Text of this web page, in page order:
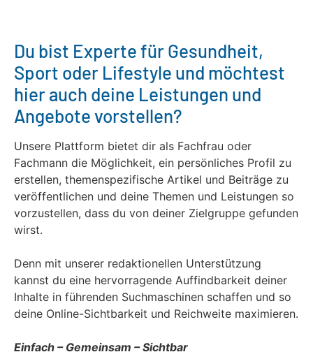
Du bist Experte für Gesundheit,
Sport oder Lifestyle und möchtest
hier auch deine Leistungen und
Angebote vorstellen?
Unsere Plattform bietet dir als Fachfrau oder
Fachmann die Möglichkeit, ein persönliches Profil zu
erstellen, themenspezifische Artikel und Beiträge zu
veröffentlichen und deine Themen und Leistungen so
vorzustellen, dass du von deiner Zielgruppe gefunden
wirst.
Denn mit unserer redaktionellen Unterstützung
kannst du eine hervorragende Auffindbarkeit deiner
Inhalte in führenden Suchmaschinen schaffen und so
deine Online-Sichtbarkeit und Reichweite maximieren.
Einfach – Gemeinsam – Sichtbar